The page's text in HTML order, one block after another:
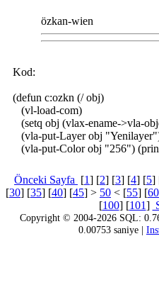
özkan-wien
Kod:
(defun c:ozkn (/ obj)
(vl-load-com)
(setq obj (vlax-ename->vla-
(vla-put-Layer obj
(vla-put-Color obj "256")
Önceki Sayfa [1] [2] [3] [4] [5]
[30] [35] [40] [45] > 50 < [55] [60
[100] [101]
Copyright © 2004-2026 SQL:
0.00753 saniye |